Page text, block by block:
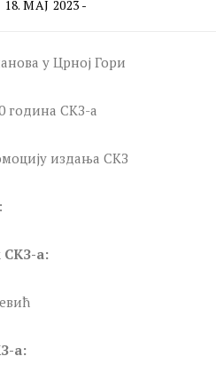
18. МАЈ 2023 -
у Црној Гори
година СКЗ-а
издања СКЗ
СКЗ-а:
а: